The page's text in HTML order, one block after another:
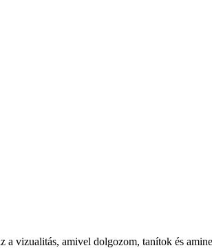
vizualitás, amivel dolgozom, tanítok és